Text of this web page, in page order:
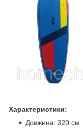
Характеристики:
Довжина: 320 см